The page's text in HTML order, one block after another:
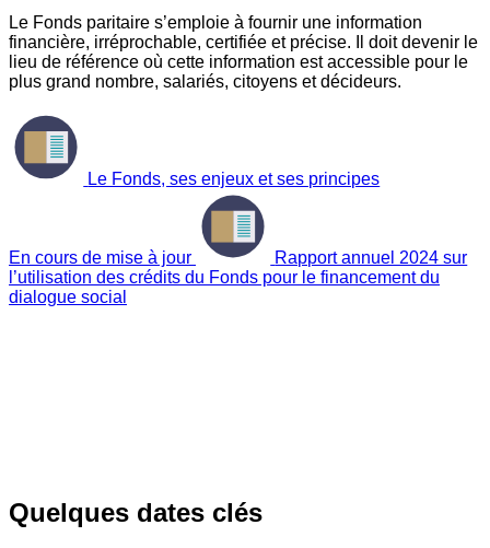
Le Fonds paritaire s’emploie à fournir une information
financière, irréprochable, certifiée et précise. Il doit devenir le
lieu de référence où cette information est accessible pour le
plus grand nombre, salariés, citoyens et décideurs.
Le Fonds, ses enjeux et ses principes
En cours de mise à jour
Rapport annuel 2024 sur
l’utilisation des crédits du Fonds pour le financement du
dialogue social
Quelques dates clés